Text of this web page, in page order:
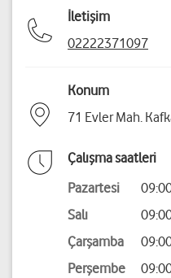
İletişim
02222371097
Konum
71 Evler Mah.
Çalışma saatleri
Pazartesi
Salı
Çarşamba
Perşembe